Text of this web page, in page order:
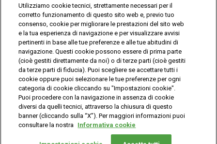
Vuoi giocare
Privacy
IL GIOCO È VIETATO AI MINORI E PUÒ CAUSARE
DIPENDENZA PATOLOGICA
© Copyright Sisal Italia S.p.A. - P.I. 02433760135
Privacy Cookies
Mappa
del
Utilizziamo cookie tecnici, strettamente necessari per il
corretto funzionamento di questo sito web e, previo tuo
consenso, cookie per migliorare le prestazioni del sito web
e la tua esperienza di navigazione e per visualizzare avvisi
pertinenti in base alle tue preferenze e alle tue abitudini di
navigazione. Questi cookie possono essere di prima parte
(cioè gestiti direttamente da noi) o di terze parti (cioè gestiti
da terze parti di fiducia). Puoi scegliere se accettare tutti i
cookie oppure puoi selezionare le tue preferenze per ogni
categoria di cookie cliccando su "Impostazioni cookie".
Puoi procedere con la navigazione in assenza di cookie
diversi da quelli tecnici, attraverso la chiusura di questo
banner (cliccando sulla “X”). Per maggiori informazioni puoi
consultare la nostra Informativa cookie